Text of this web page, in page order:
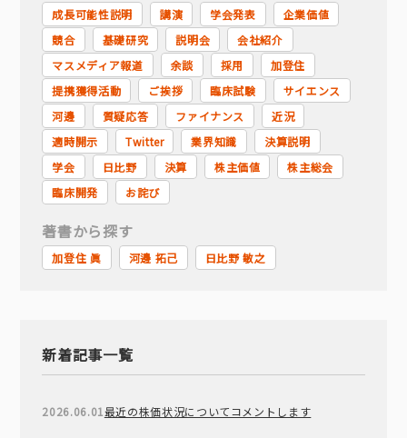
成長可能性説明 講演 学会発表
企業価値
競合
基礎研究 説明会
会社紹介
マスメディア報道
余談 採用
加登住
提携獲得活動
ご挨拶 臨床試験
サイエンス
河邊
質疑応答 ファイナンス
近況
適時開示
Twitter 業界知識
決算説明
学会
日比野 決算 株主価値
株主総会
臨床開発
お詫び
著書から探す
加登住 眞 河邊 拓己 日比野 敏之
新着記事一覧
2026.06.01最近の株価状況についてコメントします